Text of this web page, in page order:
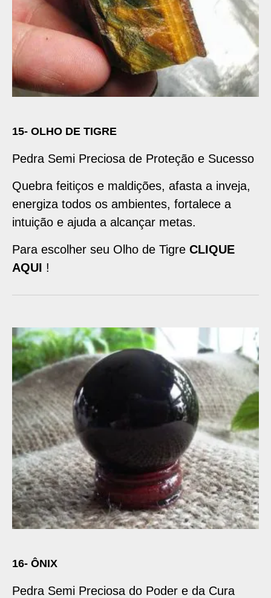
15- OLHO DE TIGRE
Pedra Semi Preciosa de Proteção e Sucesso
Quebra feitiços e maldições, afasta a inveja,
energiza todos os ambientes, fortalece a
intuição e ajuda a alcançar metas.
Para escolher seu Olho de Tigre CLIQUE
AQUI !
16- ÔNIX
Pedra Semi Preciosa do Poder e da Cura